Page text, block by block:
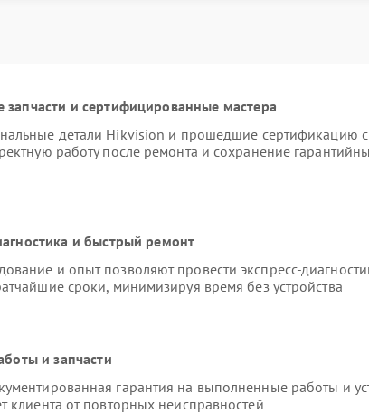
запчасти и сертифицированные мастера
детали Hikvision и прошедшие сертификацию
работу после ремонта и сохранение
и быстрый ремонт
и опыт позволяют провести экспресс-
сроки, минимизируя время без устройства
и запчасти
гарантия на выполненные работы и
клиента от повторных неисправностей